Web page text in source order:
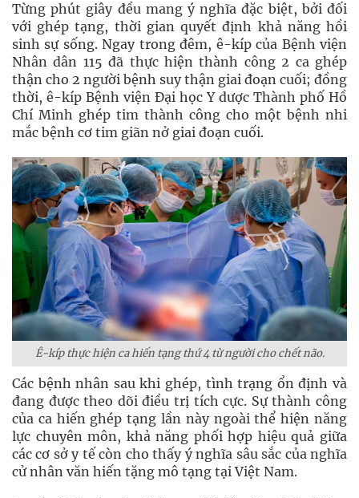
Từng phút giây đều mang ý nghĩa đặc biệt, bởi đối
với ghép tạng, thời gian quyết định khả năng hồi
sinh sự sống. Ngay trong đêm, ê-kíp của Bệnh viện
Nhân dân 115 đã thực hiện thành công 2 ca ghép
thận cho 2 người bệnh suy thận giai đoạn cuối; đồng
thời, ê-kíp Bệnh viện Đại học Y dược Thành phố Hồ
Chí Minh ghép tim thành công cho một bệnh nhi
mắc bệnh cơ tim giãn nở giai đoạn cuối.
Ê-kíp thực hiện ca hiến tạng thứ 4 từ người cho chết não.
Các bệnh nhân sau khi ghép, tình trạng ổn định và
đang được theo dõi điều trị tích cực. Sự thành công
của ca hiến ghép tạng lần này ngoài thể hiện năng
lực chuyên môn, khả năng phối hợp hiệu quả giữa
các cơ sở y tế còn cho thấy ý nghĩa sâu sắc của nghĩa
cử nhân văn hiến tặng mô tạng tại Việt Nam.